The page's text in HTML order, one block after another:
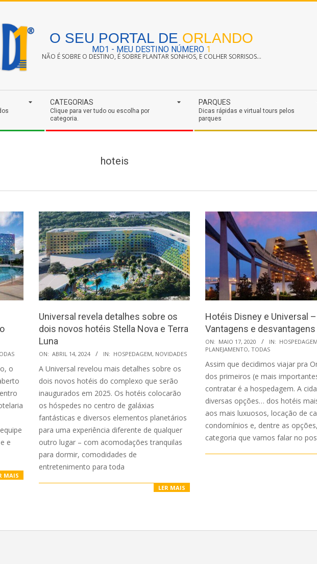
O SEU PORTAL DE ORLANDO
MD1 - MEU DESTINO NÚMERO 1
NÃO É SOBRE O DESTINO, É SOBRE PLANTAR SONHOS, E COLHER SORRISOS...
CATEGORIAS
Clique para ver tudo ou escolha por
categoria.
PARQUES
Dicas rápidas e virtual tours pelos
parques
hoteis
o
e
MAIS
Universal revela detalhes sobre os
dois novos hotéis Stella Nova e Terra
Luna
2024-
04-
14
ON: ABRIL 14, 2024 IN: HOSPEDAGEM, NOVIDADES
A Universal revelou mais detalhes sobre os
dois novos hotéis do complexo que serão
inaugurados em 2025. Os hotéis colocarão
os hóspedes no centro de galáxias
fantásticas e diversos elementos planetários
para uma experiência diferente de qualquer
outro lugar – com acomodações tranquilas
para dormir, comodidades de
entretenimento para toda
LER MAIS
Hotéis Disney e Universal –
Vantagens e desvantagens
2020-
05-
17
ON: MAIO 17, 2020 IN: HOSPEDAGEM
PLANEJAMENTO, TODAS
Assim que decidimos viajar pra
dos primeiros (e mais
contratar é a hospedagem. A
diversas opções… dos hotéis
aos mais luxuosos, locação de
condomínios e, dentre as
categoria que vamos falar no